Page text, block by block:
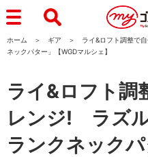
ホーム ギア
ライ&ロフト調整で
ネックパター」【WGDマルシェ】
ライ&ロフト調
レンジ! ラズ
ランクネック